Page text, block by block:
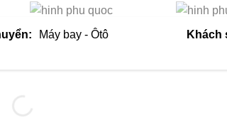
Máy bay - Ôtô Khách